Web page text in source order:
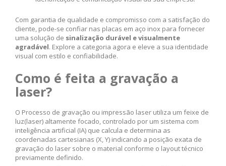
Com garantia de qualidade e compromisso com a satisfação do
cliente, pode-se confiar nas placas em aço inox para fornecer
uma solução de sinalização durável e visualmente
agradável. Explore a categoria agora e eleve a sua identidade
visual com estilo e confiabilidade.
Como é feita a gravação a
laser?
O Processo de gravação ou impressão laser utiliza um feixe de
luz(laser) altamente focado, controlado por um sistema com
inteligência artificial (IA) que calcula e determina as
coordenadas cartesianas (X, Y) indicando a posição exata de
gravação do laser sobre o material conforme o layout técnico
previamente definido.